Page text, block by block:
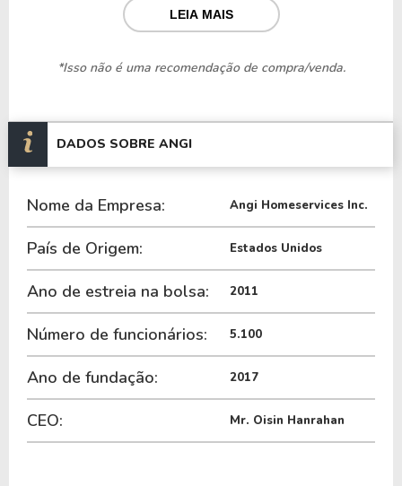
Nos últimos 12 meses a Empresa teve um
prejuízo no valor de $ 19,75 Milhões.
Quanto aos seus principais indicadores, a Empresa
possui um P/L de 11,11, um P/VP de 0,24 e nos
últimos 12 meses a Empresa não pagou dividendos.
A Empresa é negociada no exterior através do
tickerANGI.
LEIA MAIS
*Isso não é uma recomendação de compra/venda.
DADOS SOBRE ANGI
Nome da Empresa: Angi Homeservices Inc.
País de Origem: Estados Unidos
Ano de estreia na bolsa: 2011
Número de funcionários: 5.100
Ano de fundação: 2017
CEO: Mr. Oisin Hanrahan